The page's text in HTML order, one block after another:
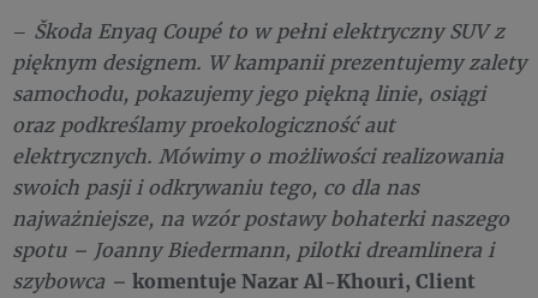
– Škoda Enyaq Coupé to w pełni elektryczny SUV z
pięknym designem. W kampanii prezentujemy zalety
samochodu, pokazujemy jego piękną linie, osiągi
oraz podkreślamy proekologiczność aut
elektrycznych. Mówimy o możliwości realizowania
swoich pasji i odkrywaniu tego, co dla nas
najważniejsze, na wzór postawy bohaterki naszego
spotu – Joanny Biedermann, pilotki dreamlinera i
szybowca – komentuje Nazar Al-Khouri, Client